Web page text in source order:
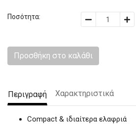
Ποσότητα:
Προσθήκη στο καλάθι
Περιγραφή Χαρακτηριστικά
Compact & ιδιαίτερα ελαφριά